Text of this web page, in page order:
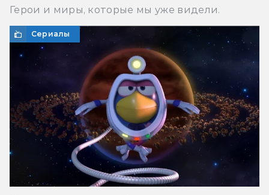
Герои и миры, которые мы уже видели.
Сериалы